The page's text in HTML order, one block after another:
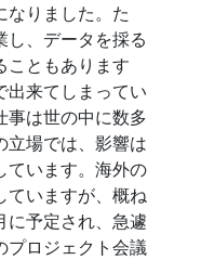
なりました。た
し、データを採る
こともあります
出来てしまってい
事は世の中に数多
立場では、影響は
ています。海外の
ていますが、概ね
に予定され、急遽
プロジェクト会議